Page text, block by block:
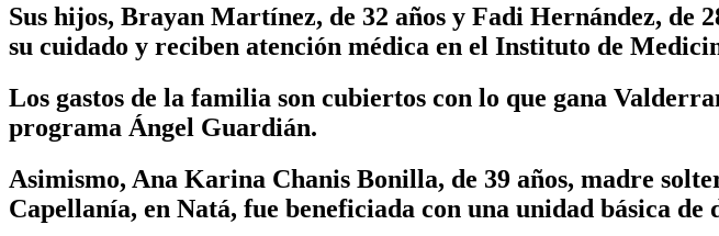
Sus hijos, Brayan Martínez, de 32 años y Fadi Hernández, de
su cuidado y reciben atención médica en el Instituto de
Los gastos de la familia son cubiertos con lo que gana
programa Ángel Guardián.
Asimismo, Ana Karina Chanis Bonilla, de 39 años, madre
Capellanía, en Natá, fue beneficiada con una unidad básica de